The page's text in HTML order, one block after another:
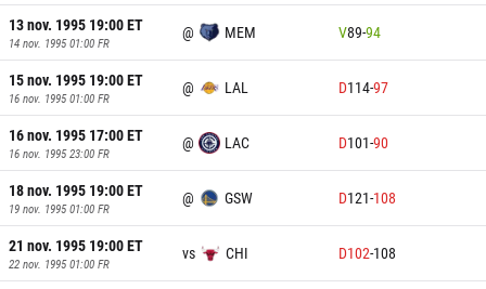
13 nov. 1995 19:00ET
14 nov. 1995 01:00 FR
@ MEM V89-94
15 nov. 1995 19:00ET
16 nov. 1995 01:00 FR
@ LAL D114-97
16 nov. 1995 17:00ET
16 nov. 1995 23:00 FR
@ LAC D101-90
18 nov. 1995 19:00ET
19 nov. 1995 01:00 FR
@ GSW D121-108
21 nov. 1995 19:00ET
22 nov. 1995 01:00 FR
vs CHI D102-108